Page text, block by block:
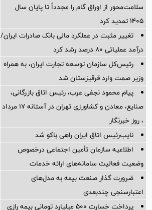
سلامت‌محور از اوراق گام را مجدداً تا پایان سال
۱۴۰۵ تمدید کرد
تغییر مثبت در عملکرد مالی بانک صادرات ایران/
درآمد عملیاتی 80 درصد رشد کرد
رئیس‌کل سازمان توسعه تجارت ایران، به همراه
وزیر صمت وارد قرقیزستان شد
پیام محمود نجفی عرب، رئیس اتاق بازرگانی،
صنایع، معادن و کشاورزی تهران در آستانه 17 مرداد
، روز خبرنگار
نایب‌رئیس اتاق ایران راهی باکو شد
اطلاعیه سازمان تأمین اجتماعی درخصوص
وضعیت فعالیت سامانه‌های ارائه خدمات
ضرورت گذار صنعت بیمه به مدل‌های
اعتبارسنجی چندبعدی
پرداخت خسارت ۵۰۰ میلیارد تومانی بیمه رازی